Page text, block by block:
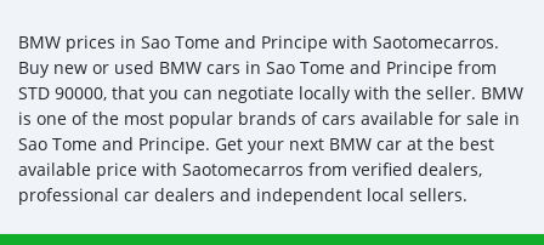
BMW prices in Sao Tome and Principe with Saotomecarros.
Buy new or used BMW cars in Sao Tome and Principe from
STD 90000, that you can negotiate locally with the seller. BMW
is one of the most popular brands of cars available for sale in
Sao Tome and Principe. Get your next BMW car at the best
available price with Saotomecarros from verified dealers,
professional car dealers and independent local sellers.